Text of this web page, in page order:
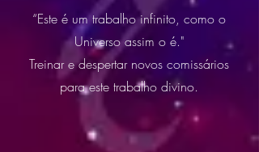
“Este é um trabalho infinito, como o
Universo assim o é."
Treinar e despertar novos comissários
para este trabalho divino.